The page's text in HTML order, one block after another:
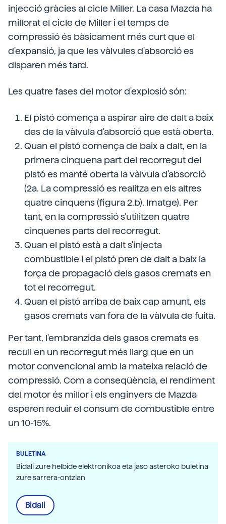
injecció gràcies al cicle Miller. La casa Mazda ha
millorat el cicle de Miller i el temps de
compressió és bàsicament més curt que el
d'expansió, ja que les vàlvules d'absorció es
disparen més tard.
Les quatre fases del motor d'explosió són:
El pistó comença a aspirar aire de dalt a baix
des de la vàlvula d'absorció que està oberta.
Quan el pistó comença de baix a dalt, en la
primera cinquena part del recorregut del
pistó es manté oberta la vàlvula d'absorció
(2a. La compressió es realitza en els altres
quatre cinquens (figura 2.b). Imatge). Per
tant, en la compressió s'utilitzen quatre
cinquenes parts del recorregut.
Quan el pistó està a dalt s'injecta
combustible i el pistó pren de dalt a baix la
força de propagació dels gasos cremats en
tot el recorregut.
Quan el pistó arriba de baix cap amunt, els
gasos cremats van fora de la vàlvula de fuita.
Per tant, l'embranzida dels gasos cremats es
recull en un recorregut més llarg que en un
motor convencional amb la mateixa relació de
compressió. Com a conseqüència, el rendiment
del motor és millor i els enginyers de Mazda
esperen reduir el consum de combustible entre
un 10-15%.
BULETINA
Bidali zure helbide elektronikoa eta jaso asteroko buletina
zure sarrera-ontzian
Bidali